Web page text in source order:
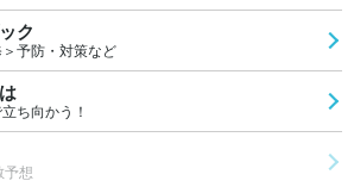
ク
予防・対策など
ち向かう！
予想